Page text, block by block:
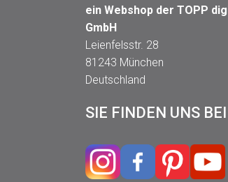
ein Webshop der TOPP
GmbH
Leienfelsstr. 28
81243 München
Deutschland
SIE FINDEN UNS BEI